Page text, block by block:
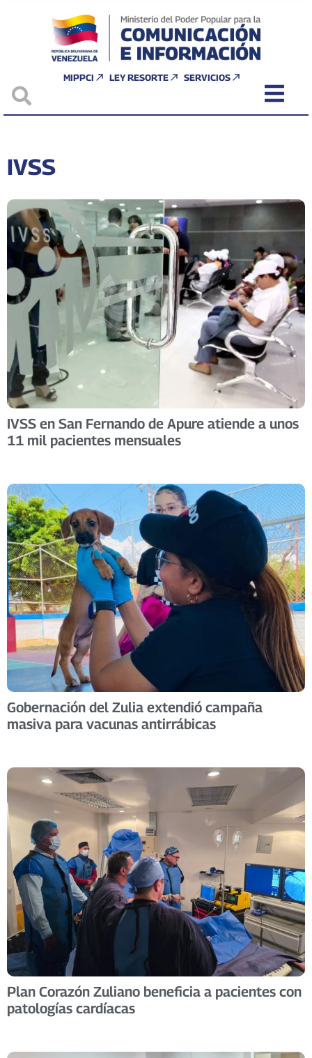
MIPPCI LEY RESORTE SERVICIOS
IVSS
IVSS en San Fernando de Apure atiende a unos
11 mil pacientes mensuales
Gobernación del Zulia extendió campaña
masiva para vacunas antirrábicas
Plan Corazón Zuliano beneficia a pacientes con
patologías cardíacas ​